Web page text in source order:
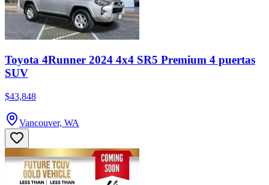
Toyota 4Runner 2024 4x4 SR5 Premium 4 puertas
SUV
$43,848
Vancouver, WA